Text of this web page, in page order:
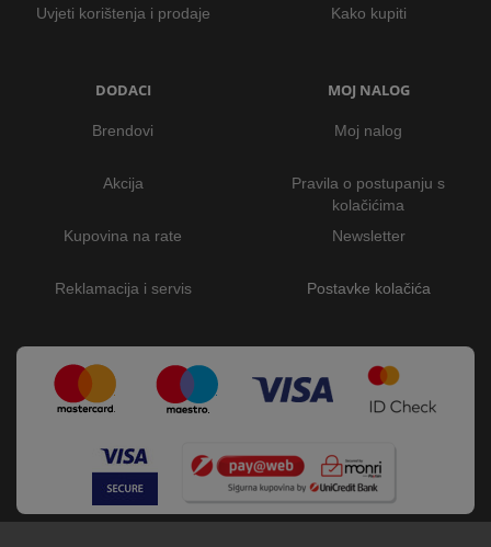
Uvjeti korištenja i prodaje Kako kupiti
DODACI
Brendovi
Akcija
Kupovina na rate
Reklamacija i servis
MOJ NALOG
Moj nalog
Pravila o postupanju s
kolačićima
Newsletter
Postavke kolačića